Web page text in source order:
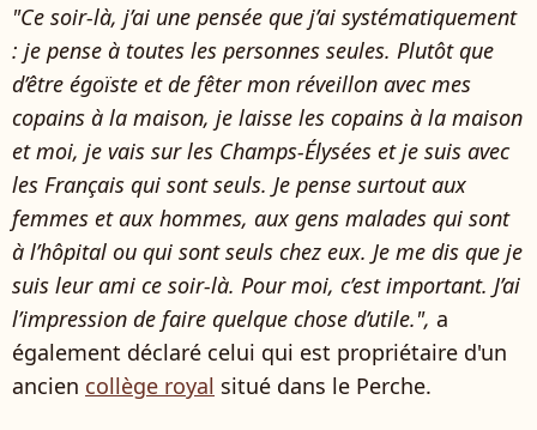
"Ce soir-là, j’ai une pensée que j’ai systématiquement
: je pense à toutes les personnes seules. Plutôt que
d’être égoïste et de fêter mon réveillon avec mes
copains à la maison, je laisse les copains à la maison
et moi, je vais sur les Champs-Élysées et je suis avec
les Français qui sont seuls. Je pense surtout aux
femmes et aux hommes, aux gens malades qui sont
à l’hôpital ou qui sont seuls chez eux. Je me dis que je
suis leur ami ce soir-là. Pour moi, c’est important. J’ai
l’impression de faire quelque chose d’utile.", a
également déclaré celui qui est propriétaire d'un
ancien collège royal situé dans le Perche.